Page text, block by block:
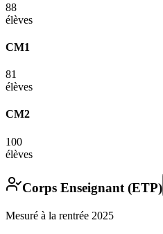
88
élèves
CM1
81
élèves
CM2
100
élèves
Corps Enseignant (ETP)
Mesuré à la rentrée 2025